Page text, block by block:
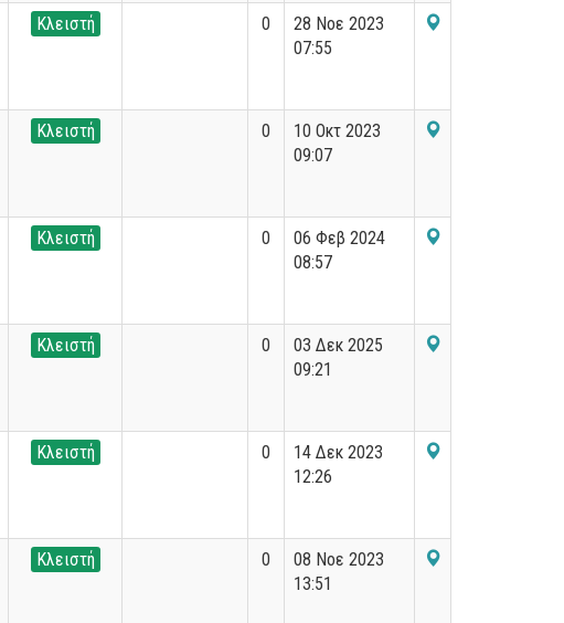
Κλειστή 0
28 Νοε 2023
07:55
Κλειστή 0
10 Οκτ 2023
09:07
Κλειστή 0
06 Φεβ 2024
08:57
Κλειστή 0
03 Δεκ 2025
09:21
Κλειστή 0
14 Δεκ 2023
12:26
Κλειστή 0
08 Νοε 2023
13:51